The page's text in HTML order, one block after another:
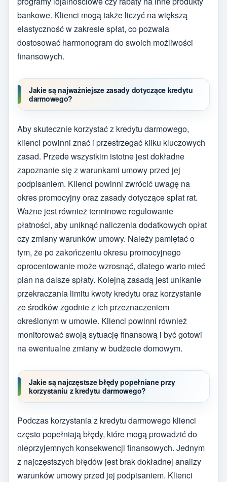
bankowe. Klienci mogą także liczyć na większą
elastyczność w zakresie spłat, co pozwala
dostosować harmonogram do swoich możliwości
finansowych.
Jakie są najważniejsze zasady dotyczące kredytu
darmowego?
Aby skutecznie korzystać z kredytu darmowego,
klienci powinni znać i przestrzegać kilku kluczowych
zasad. Przede wszystkim istotne jest dokładne
zapoznanie się z warunkami umowy przed jej
podpisaniem. Klienci powinni zwrócić uwagę na
okres promocyjny oraz zasady dotyczące spłat rat.
Ważne jest również terminowe regulowanie
płatności, aby uniknąć naliczenia dodatkowych opłat
czy zmiany warunków umowy. Należy pamiętać o
tym, że po zakończeniu okresu promocyjnego
oprocentowanie może wzrosnąć, dlatego warto mieć
plan na dalsze spłaty. Kolejną zasadą jest unikanie
przekraczania limitu kwoty kredytu oraz korzystanie
ze środków zgodnie z ich przeznaczeniem
określonym w umowie. Klienci powinni również
monitorować swoją sytuację finansową i być gotowi
na ewentualne zmiany w budżecie domowym.
Jakie są najczęstsze błędy popełniane przy
korzystaniu z kredytu darmowego?
Podczas korzystania z kredytu darmowego klienci
często popełniają błędy, które mogą prowadzić do
nieprzyjemnych konsekwencji finansowych. Jednym
z najczęstszych błędów jest brak dokładnej analizy
warunków umowy przed jej podpisaniem. Klienci